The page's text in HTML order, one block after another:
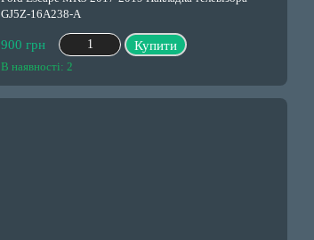
GJ5Z-16A238-A
900 грн Купити
В наявності: 2